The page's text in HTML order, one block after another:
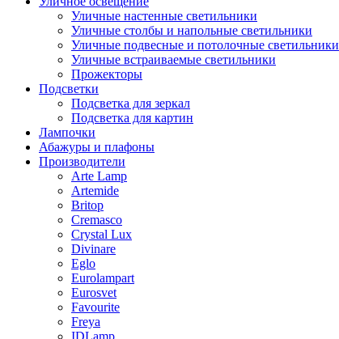
Уличные настенные светильники
Уличные столбы и напольные светильники
Уличные подвесные и потолочные светильники
Уличные встраиваемые светильники
Прожекторы
Подсветки
Подсветка для зеркал
Подсветка для картин
Лампочки
Абажуры и плафоны
Производители
Arte Lamp
Artemide
Britop
Cremasco
Crystal Lux
Divinare
Eglo
Eurolampart
Eurosvet
Favourite
Freya
IDLamp